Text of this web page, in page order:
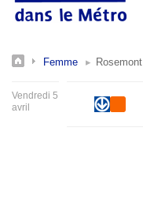
Femme Rosemont
Vendredi 5
avril